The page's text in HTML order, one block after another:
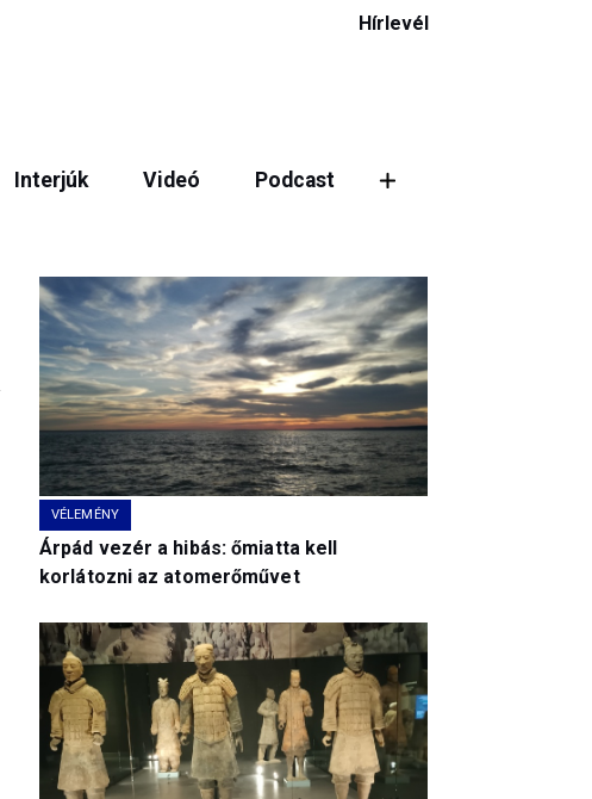
Hírlevél
Interjúk Videó Podcast
Megosztás
VÉLEMÉNY
Árpád vezér a hibás: őmiatta kell
korlátozni az atomerőművet